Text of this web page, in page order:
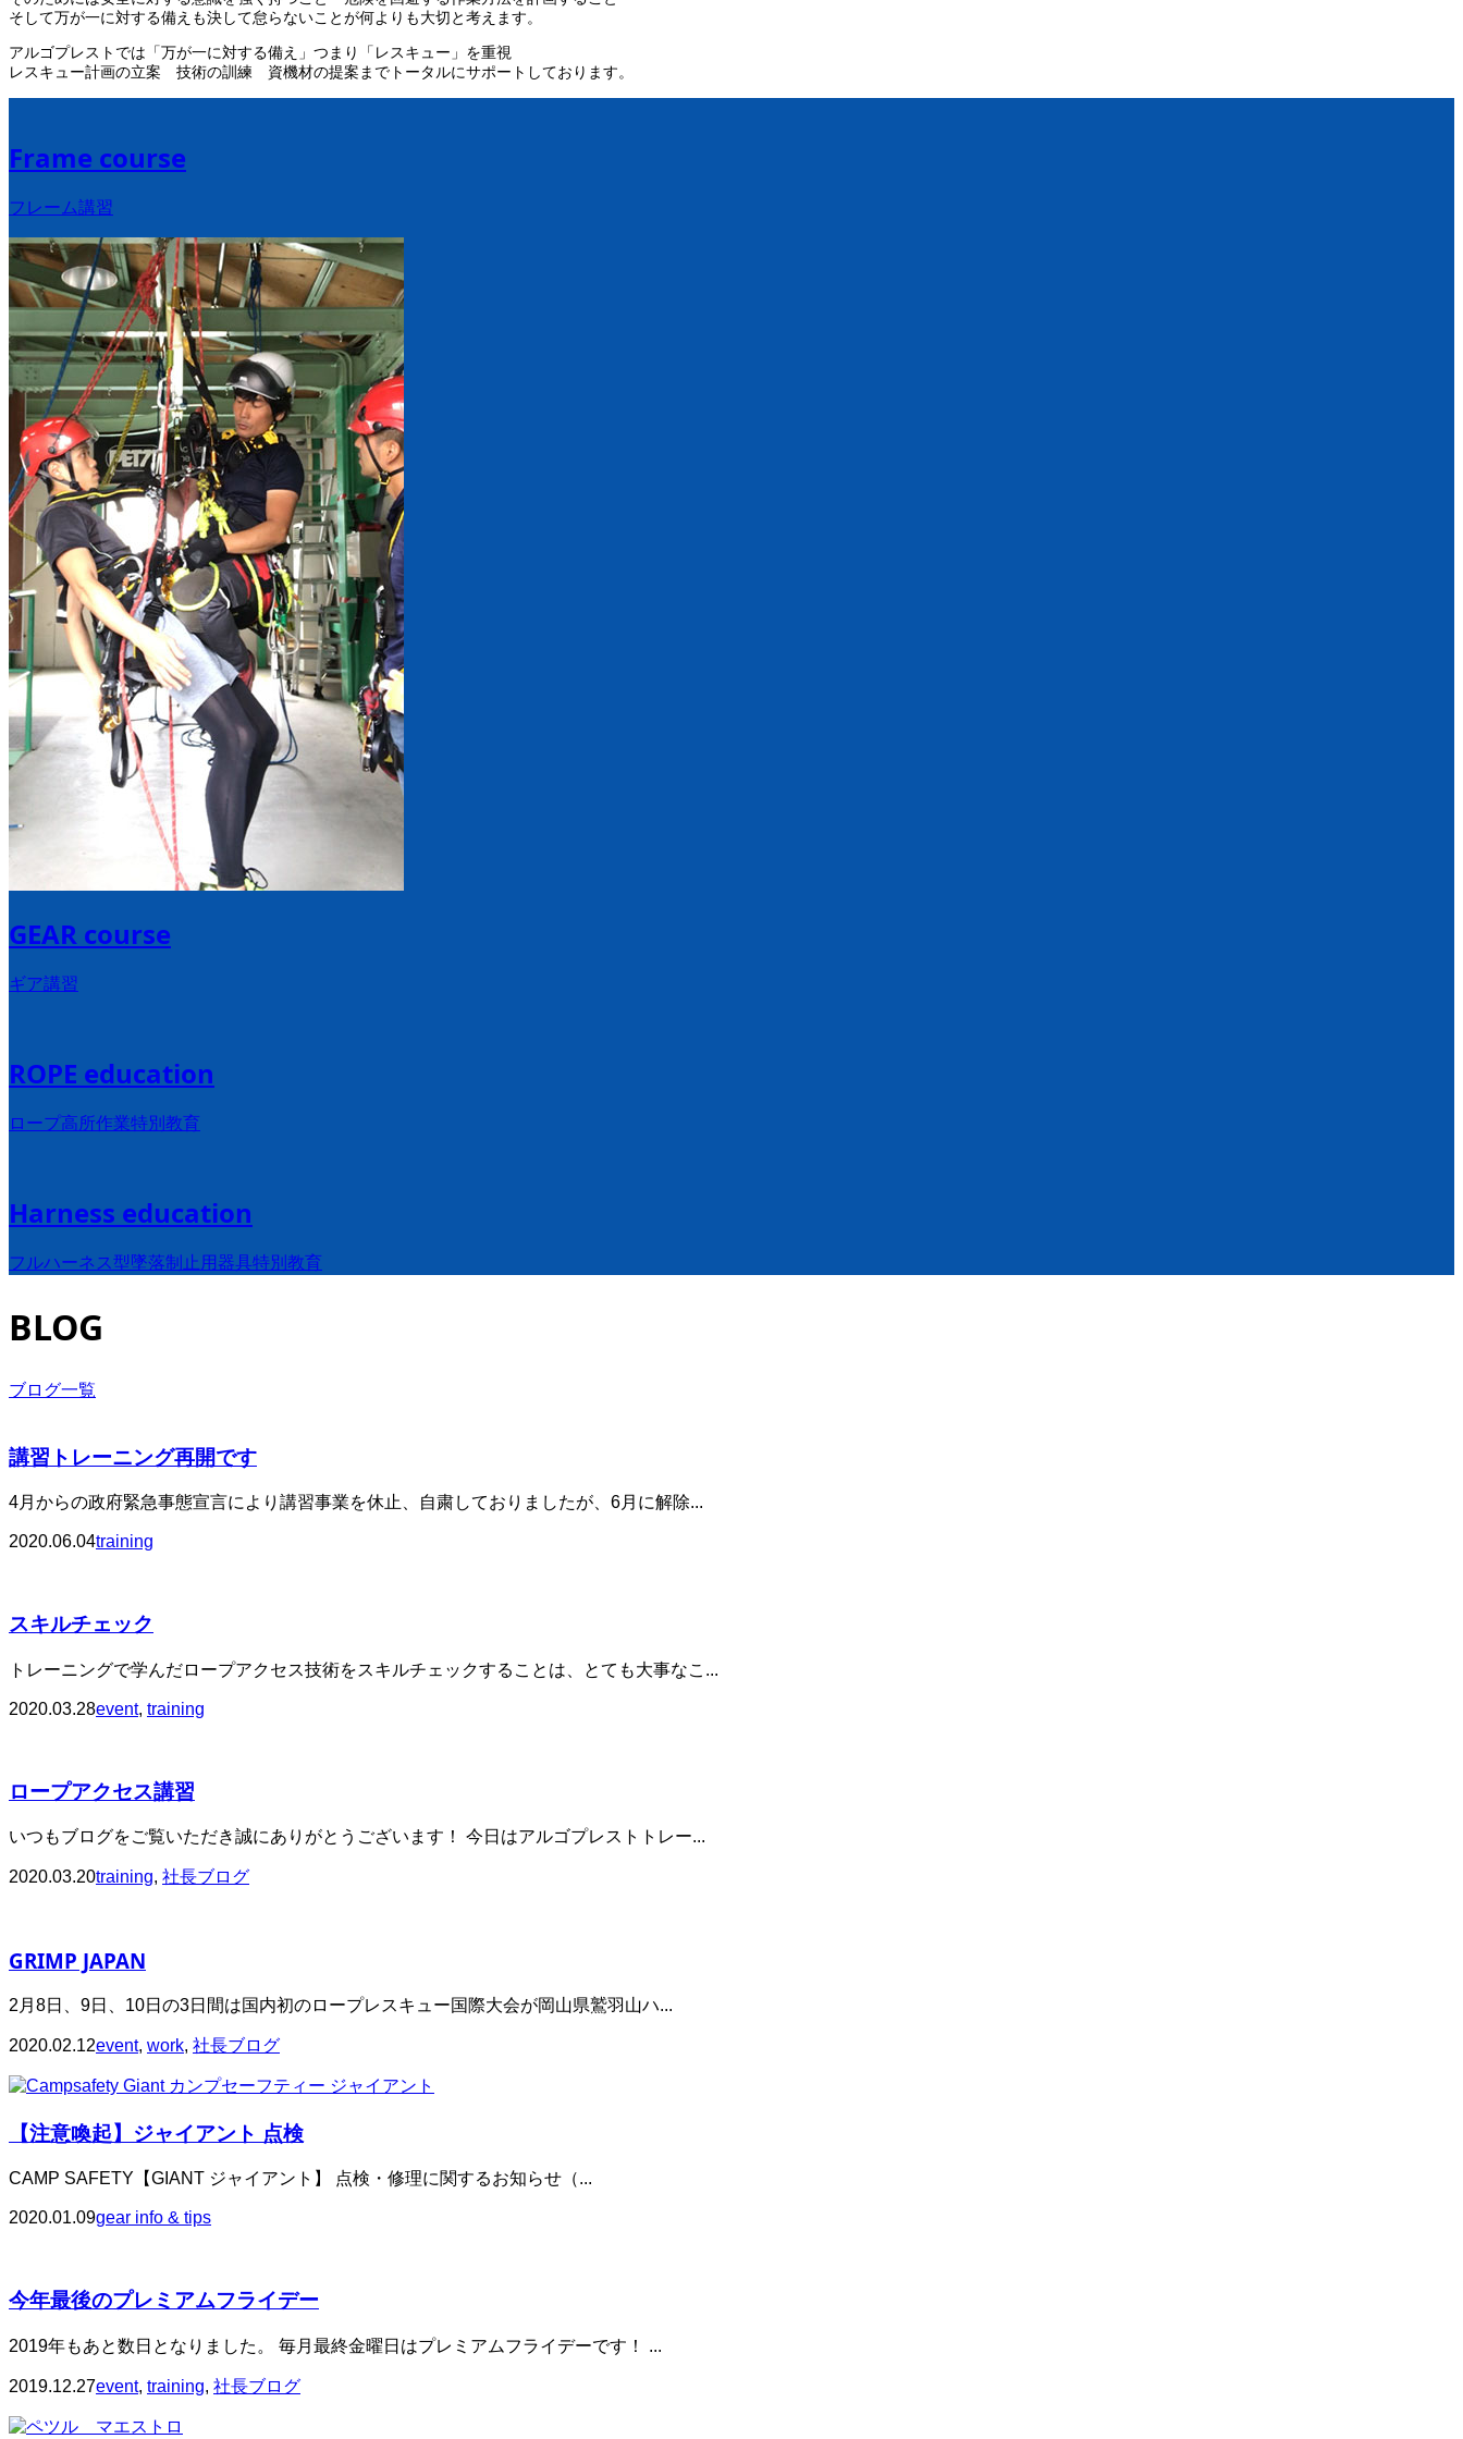
そして万が一に対する備えも決して怠らないことが何よりも大切と考えます。
アルゴプレストでは「万が一に対する備え」つまり「レスキュー」を重視
レスキュー計画の立案 技術の訓練 資機材の提案までトータルにサポートしております。
Frame course
フレーム講習
GEAR course
ギア講習
ROPE education
ロープ高所作業特別教育
Harness education
フルハーネス型墜落制止用器具特別教育
BLOG
ブログ一覧
講習トレーニング再開です
4月からの政府緊急事態宣言により講習事業を休止、自粛しておりましたが、6月に解除...
2020.06.04training
スキルチェック
トレーニングで学んだロープアクセス技術をスキルチェックすることは、とても大事なこ...
2020.03.28event, training
ロープアクセス講習
いつもブログをご覧いただき誠にありがとうございます！ 今日はアルゴプレストトレー...
2020.03.20training, 社長ブログ
GRIMP JAPAN
2月8日、9日、10日の3日間は国内初のロープレスキュー国際大会が岡山県鷲羽山ハ...
2020.02.12event, work, 社長ブログ
【注意喚起】ジャイアント 点検
CAMP SAFETY【GIANT ジャイアント】 点検・修理に関するお知らせ（...
2020.01.09gear info & tips
今年最後のプレミアムフライデー
2019年もあと数日となりました。 毎月最終金曜日はプレミアムフライデーです！ ...
2019.12.27event, training, 社長ブログ